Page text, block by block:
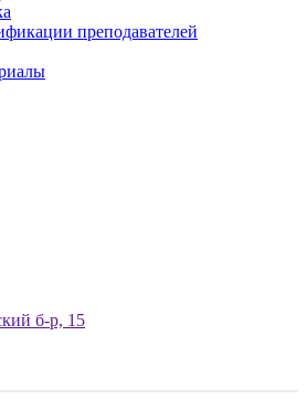
преподавателей
б-р, 15